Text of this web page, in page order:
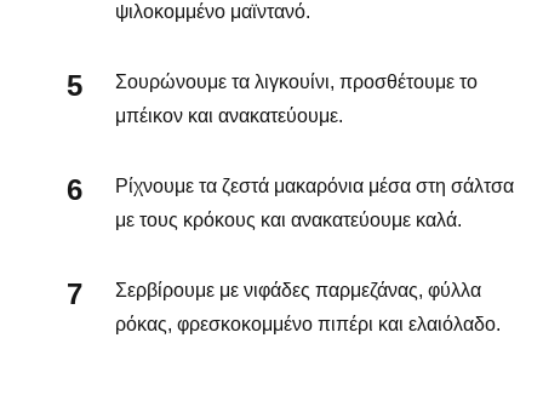
ψιλοκομμένο μαϊντανό.
Σουρώνουμε τα λιγκουίνι, προσθέτουμε το
μπέικον και ανακατεύουμε.
Ρίχνουμε τα ζεστά μακαρόνια μέσα στη σάλτσα
με τους κρόκους και ανακατεύουμε καλά.
Σερβίρουμε με νιφάδες παρμεζάνας, φύλλα
ρόκας, φρεσκοκομμένο πιπέρι και ελαιόλαδο.